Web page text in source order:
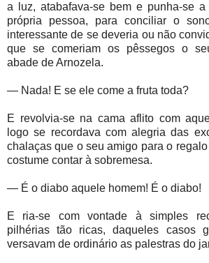
a luz, atabafava-se bem e punha-se
própria pessoa, para conciliar o
interessante de se deveria ou não
que se comeriam os pêssegos o
abade de Arnozela.
— Nada! E se ele come a fruta toda?
E revolvia-se na cama aflito com
logo se recordava com alegria das
chalaças que o seu amigo para o
costume contar à sobremesa.
— É o diabo aquele homem! É o diabo!
E ria-se com vontade à simples
pilhérias tão ricas, daqueles casos
versavam de ordinário as palestras do